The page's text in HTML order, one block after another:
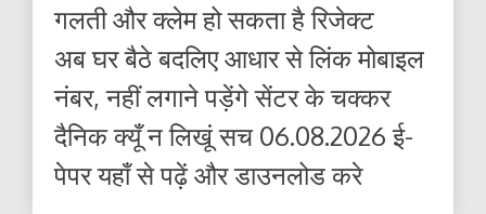
गलती और क्लेम हो सकता है रिजेक्ट
अब घर बैठे बदलिए आधार से लिंक मोबाइल
नंबर, नहीं लगाने पड़ेंगे सेंटर के चक्कर
दैनिक क्यूँ न लिखूं सच 06.08.2026 ई-
पेपर यहाँ से पढ़ें और डाउनलोड करे